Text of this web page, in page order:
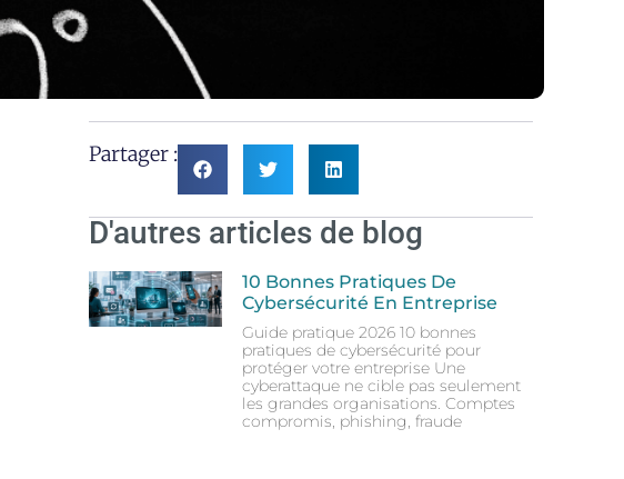
Partager :
D'autres articles de blog
10 Bonnes Pratiques De
Cybersécurité En Entreprise
Guide pratique 2026 10 bonnes
pratiques de cybersécurité pour
protéger votre entreprise Une
cyberattaque ne cible pas seulement
les grandes organisations. Comptes
compromis, phishing, fraude